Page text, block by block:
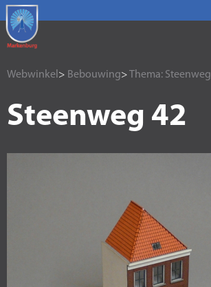
Webwinkel > Bebouwing> Thema: Steenweg
Steenweg 42